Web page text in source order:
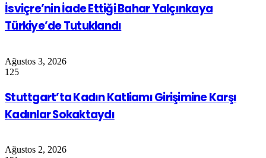
İsviçre’nin İade Ettiği Bahar Yalçınkaya
Türkiye’de Tutuklandı
Ağustos 3, 2026
125
Stuttgart’ta Kadın Katliamı Girişimine Karşı
Kadınlar Sokaktaydı
Ağustos 2, 2026